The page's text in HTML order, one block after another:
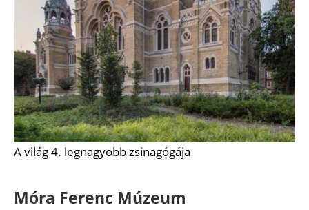
A világ 4. legnagyobb zsinagógája
Móra Ferenc Múzeum